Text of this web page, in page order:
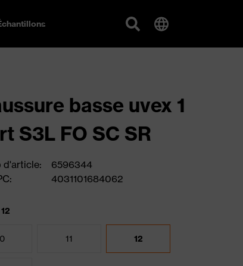
basse uvex 1
S3L FO SC SR
d'article:
6596344
4031101684062
11 12